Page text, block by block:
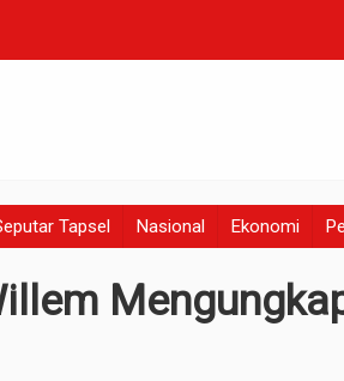
Tapsel Nasional Ekonomi